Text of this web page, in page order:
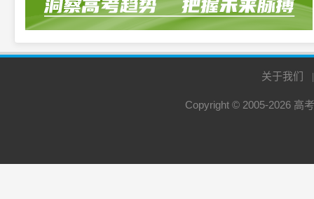
关于我们
Copyright © 2005-2026 高